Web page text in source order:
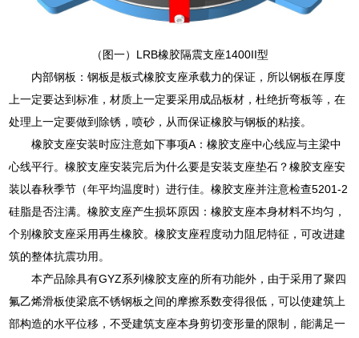
（图一）LRB橡胶隔震支座1400II型
内部钢板：钢板是板式橡胶支座承载力的保证，所以钢板在厚度
上一定要达到标准，材质上一定要采用成品板材，杜绝折弯板等，在
处理上一定要做到除锈，喷砂，从而保证橡胶与钢板的粘接。
橡胶支座安装时应注意如下事项A：橡胶支座中心线应与主梁中
心线平行。橡胶支座安装完后为什么要是安装支座垫石？橡胶支座安
装以春秋季节（年平均温度时）进行佳。橡胶支座并注意检查5201-2
硅脂是否注满。橡胶支座产生损坏原因：橡胶支座本身材料不均匀，
个别橡胶支座采用再生橡胶。橡胶支座程度动力阻尼特征，可改进建
筑的整体抗震功用。
本产品除具有GYZ系列橡胶支座的所有功能外，由于采用了聚四
氟乙烯滑板使梁底不锈钢板之间的摩擦系数变得很低，可以使建筑上
部构造的水平位移，不受建筑支座本身剪切变形量的限制，能满足一